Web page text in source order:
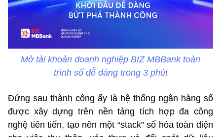
Mở tài khoản doanh nghiệp BIZ MBBank toàn
trình số dễ dàng trong 3 phút
Đứng sau thành công ấy là hệ thống ngân hàng số
được xây dựng trên nền tảng tích hợp đa công
nghệ tiên tiến, tạo nên một “stack” số hóa toàn diện